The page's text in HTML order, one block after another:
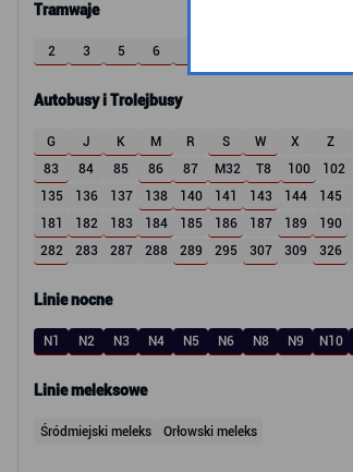
Tramwaje
2 3 5 6
Autobusy i Trolejbusy
G J K M R S W X Z
83
84 85 86 87 M32 T8 100 102
135
136 137 138 140 141 143 144 145
181
182 183 184 185 186 187 189 190
282
283 287 288 289 295 307 309 326
Linie nocne
N1 N2 N3 N4 N5 N6 N8 N9 N10
Linie meleksowe
Śródmiejski meleks Orłowski meleks